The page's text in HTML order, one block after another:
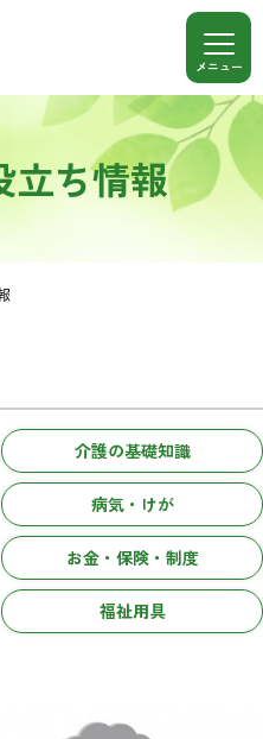
立ち情報
介護の基礎知識
病気・けが
お金・保険・制度
福祉用具